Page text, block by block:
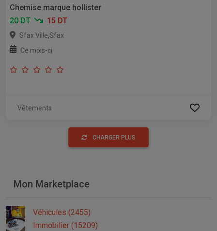
Chemise marque hollister
20 DT
15 DT
Sfax Ville,Sfax
Ce mois-ci
Vêtements
CHARGER PLUS
Mon Marketplace
Véhicules (2455)
Immobilier (15209)